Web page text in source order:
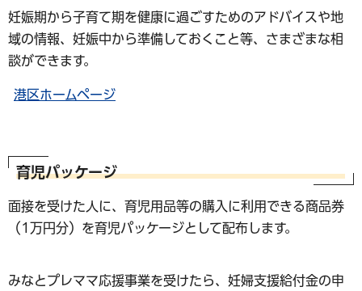
妊娠期から子育て期を健康に過ごすためのアドバイスや地
域の情報、妊娠中から準備しておくこと等、さまざまな相
談ができます。
港区ホームページ
育児パッケージ
面接を受けた人に、育児用品等の購入に利用できる商品券
（1万円分）を育児パッケージとして配布します。
みなとプレママ応援事業を受けたら、妊婦支援給付金の申